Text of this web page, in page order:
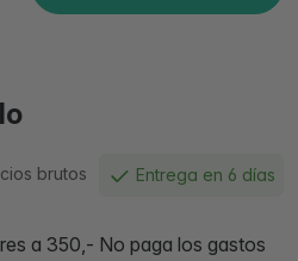
brutos Entrega en 6 días
a 350,- No paga los gastos